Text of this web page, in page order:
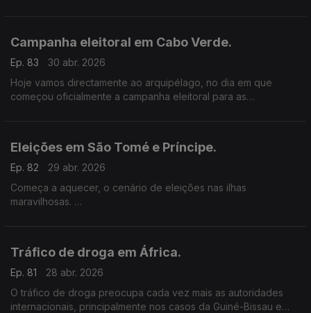
Campanha eleitoral em Cabo Verde.
Ep. 83
30 abr. 2026
Hoje vamos directamente ao arquipélago, no dia em que
começou oficialmente a campanha eleitoral para as
Eleições em São Tomé e Príncipe.
Ep. 82
29 abr. 2026
Começa a aquecer, o cenário de eleições nas ilhas
maravilhosas.
Tráfico de droga em África.
Ep. 81
28 abr. 2026
O tráfico de droga preocupa cada vez mais as autoridades
internacionais, principalmente nos casos da Guiné-Bissau e